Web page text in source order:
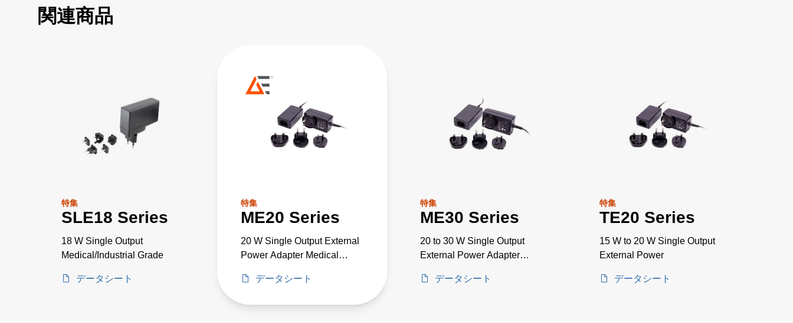
関連商品
特集
SLE18 Series
18 W Single Output
Medical/Industrial Grade
データシート
特集
ME20 Series
20 W Single Output External
Power Adapter Medical
データシート
特集
ME30 Series
20 to 30 W Single Output
External Power Adapter
データシート
特集
TE20 Series
15 W to 20 W Single Output
External Power
データシート